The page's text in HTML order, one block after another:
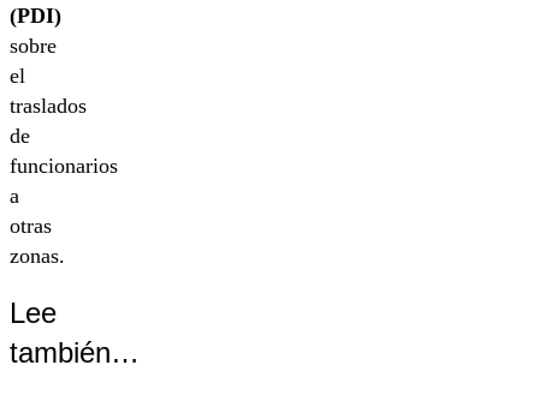
(PDI)
sobre
el
traslados
de
funcionarios
a
otras
zonas.
Lee
también…